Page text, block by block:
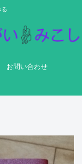
お問い合わせ